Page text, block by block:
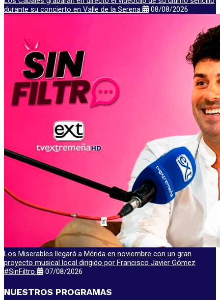
durante su concierto en Valle de la Serena
08/08/2026
Los Miserables llegará a Mérida en noviembre con un gran
proyecto musical local dirigido por Francisco Javier Gómez
#SinFiltro
07/08/2026
NUESTROS PROGRAMAS